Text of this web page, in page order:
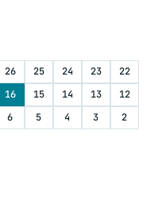
26 25 24 23
22
16 15 14 13
12
6 5 4 3
2